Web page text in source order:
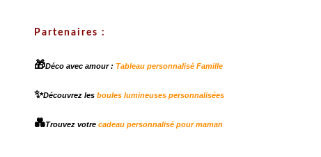
Partenaires :
🎁Déco avec amour : Tableau personnalisé Famille
✨Découvrez les boules lumineuses personnalisées
💑Trouvez votre cadeau personnalisé pour maman